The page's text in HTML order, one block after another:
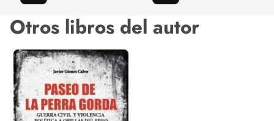
Otros libros del autor